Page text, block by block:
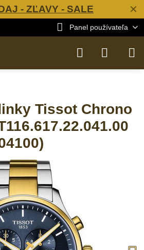
✕
- ZĽAVY - SALE
Panel používateľa
Tissot Chrono